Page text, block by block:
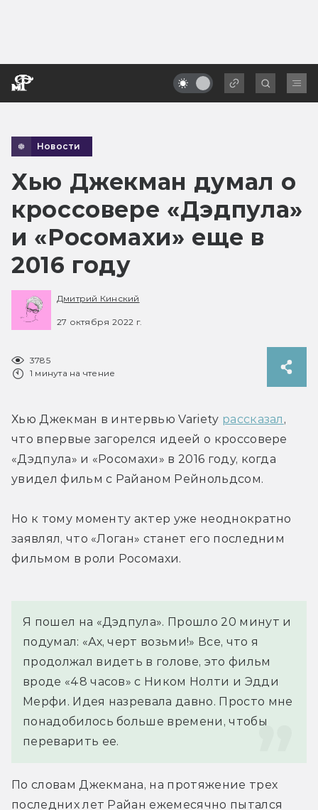
Новости
Хью Джекман думал о
кроссовере «Дэдпула»
и «Росомахи» еще в
2016 году
Дмитрий Кинский
27 октября 2022 г.
3785
1 минута на чтение
Хью Джекман в интервью Variety рассказал ,
что впервые загорелся идеей о кроссовере
«Дэдпула» и «Росомахи» в 2016 году, когда
увидел фильм с Райаном Рейнольдсом.
Но к тому моменту актер уже неоднократно
заявлял, что «Логан» станет его последним
фильмом в роли Росомахи.
Я пошел на «Дэдпула». Прошло 20 минут и
подумал: «Ах, черт возьми!» Все, что я
продолжал видеть в голове, это фильм
вроде «48 часов» с Ником Нолти и Эдди
Мерфи. Идея назревала давно. Просто мне
понадобилось больше времени, чтобы
переварить ее.
По словам Джекмана, на протяжение трех
последних лет Райан ежемесячно пытался